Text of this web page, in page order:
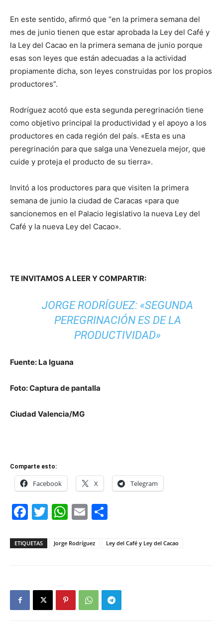
En este sentido, afirmó que “en la primera semana del
mes de junio tienen que estar aprobada la Ley del Café y
la Ley del Cacao en la primera semana de junio porque
esas son leyes que están adecuadas a la actividad
propiamente dicha, son leyes construidas por los propios
productores”.
Rodríguez acotó que esta segunda peregrinación tiene
como objetivo principal la productividad y el apoyo a los
productores en cada región del país. «Esta es una
peregrinación para que salga una Venezuela mejor, que
cuide y proteja el producto de su tierra».
Invitó a los productores para que visiten la primera
semana de junio la ciudad de Caracas «para que
sancionemos en el Palacio legislativo la nueva Ley del
Café y la nueva Ley del Cacao».
TE INVITAMOS A LEER Y COMPARTIR:
JORGE RODRÍGUEZ: «SEGUNDA
PEREGRINACIÓN ES DE LA
PRODUCTIVIDAD»
Fuente: La Iguana
Foto: Captura de pantalla
Ciudad Valencia/MG
Comparte esto:
Facebook X Telegram
Facebook
Twitter
WhatsApp
Email
ETIQUETAS Jorge Rodríguez Ley del Café y Ley del Cacao